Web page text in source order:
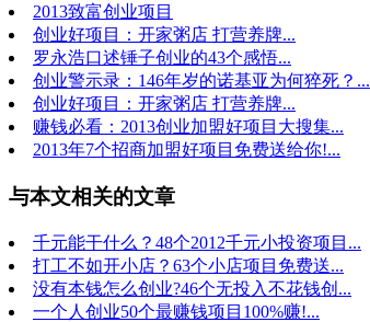
2013致富创业项目
创业好项目：开家粥店 打营养牌...
罗永浩口述锤子创业的43个感悟...
创业警示录：146年岁的诺基亚为何猝死？...
创业好项目：开家粥店 打营养牌...
赚钱必看：2013创业加盟好项目大搜集...
2013年7个招商加盟好项目免费送给你!...
与本文相关的文章
千元能干什么？48个2012千元小投资项目...
打工不如开小店？63个小店项目免费送...
没有本钱怎么创业?46个无投入不花钱创...
一个人创业50个最赚钱项目100%赚!...